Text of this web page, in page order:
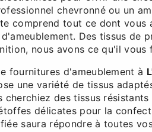
chevronné ou un
comprend tout ce dont vous
Des tissus de
nous avons ce qu'il vous
fournitures d'ameublement à
une variété de tissus
cherchiez des tissus
délicates pour la
saura répondre à toutes